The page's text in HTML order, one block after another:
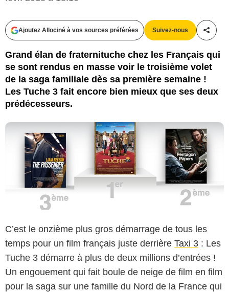
Ajoutez Allociné à vos sources préférées Suivez-nous
Grand élan de fraternituche chez les Français qui
se sont rendus en masse voir le troisième volet
de la saga familiale dès sa première semaine !
Les Tuche 3 fait encore bien mieux que ses deux
prédécesseurs.
StudioCanal / PathéDistribution/ArnaudBorrel / Universal Pictures
C’est le onzième plus gros démarrage de tous les
temps pour un film français juste derrière Taxi 3 : Les
Tuche 3 démarre à plus de deux millions d’entrées !
Un engouement qui fait boule de neige de film en film
pour la saga sur une famille du Nord de la France qui